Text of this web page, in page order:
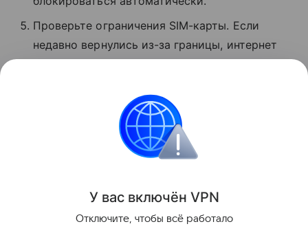
Проверьте ограничения SIM-карты. Если
недавно вернулись из-за границы, интернет
может быть временно заблокирован.
оператора и уточните, почему нет связи.
Интернет
Поделиться
У вас включён VPN
Отключите, чтобы всё работало